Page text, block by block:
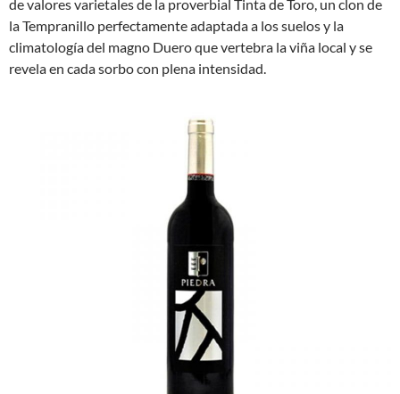
de valores varietales de la proverbial Tinta de Toro, un clon de
la Tempranillo perfectamente adaptada a los suelos y la
climatología del magno Duero que vertebra la viña local y se
revela en cada sorbo con plena intensidad.